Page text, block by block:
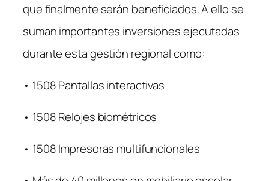
que finalmente serán beneficiados. A ello se
suman importantes inversiones ejecutadas
durante esta gestión regional como:
• 1508 Pantallas interactivas
• 1508 Relojes biométricos
• 1508 Impresoras multifuncionales